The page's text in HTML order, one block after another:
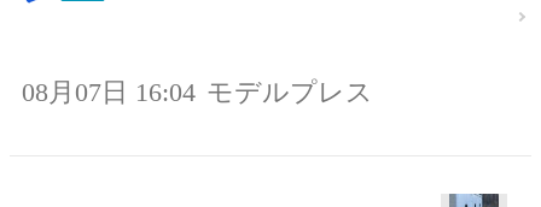
08月07日 16:04 モデルプレス